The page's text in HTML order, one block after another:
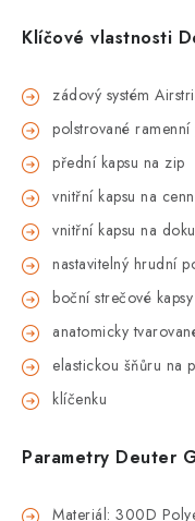
Klíčové vlastnosti
zádový systém
polstrované ramenní
přední kapsu na zip
vnitřní kapsu na
vnitřní kapsu na
nastavitelný hrudní
boční strečové kapsy
anatomicky
elastickou šňůru na
klíčenku
Parametry Deuter
Materiál: 300D